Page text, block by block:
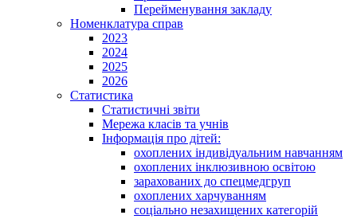
Перейменування закладу
Номенклатура справ
2023
2024
2025
2026
Статистика
Статистичні звіти
Мережа класів та учнів
Інформація про дітей:
охоплених індивідуальним навчанням
охоплених інклюзивною освітою
зарахованих до спецмедгруп
охоплених харчуванням
соціально незахищених категорій